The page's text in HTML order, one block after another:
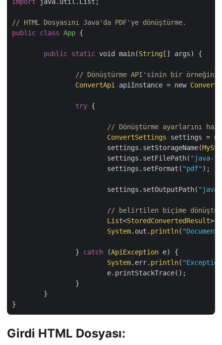
// HTML Dosyasını Java'da PDF'ye dönüştürme.
public class App {
public static void main(String [] args) {
// Dönüştürme API'sinin bir örneğini
ConvertApi
apiInstance = new
try {
// Dönüştürme ayarlarını
ConvertSettings settings =
			settings.setStorageName(
			settings.setFilePath(
"java-
			settings.setFormat(
"pdf" );
			settings.setOutputPath(
// belirtilen biçime dönüştür
List<StoredConvertedResult>
System.out. println(
		}
catch (ApiException e) {
System.err. println(
Girdi HTML Dosyası: